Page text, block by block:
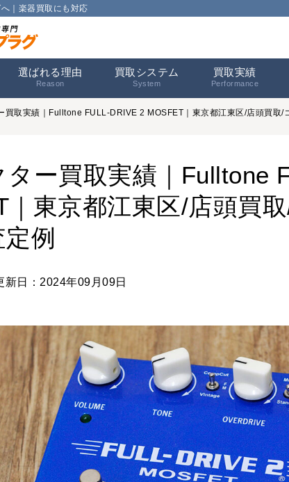
｜楽器買取にも対応
選ばれる理由
Reason
買取システム
System
買取実績
Performance
買取実績｜Fulltone FULL-DRIVE 2 MOSFET｜東京都江東区/店頭買取/
ター買取実績｜Fulltone
｜東京都江東区/店頭買
例
新日：2024年09月09日